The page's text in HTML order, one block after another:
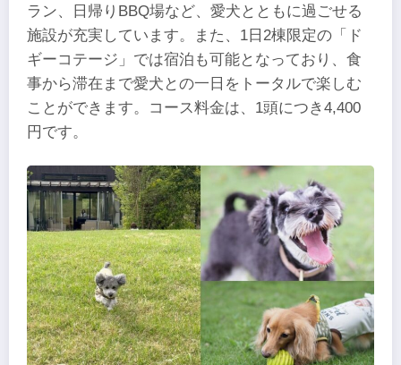
ラン、日帰りBBQ場など、愛犬とともに過ごせる
施設が充実しています。また、1日2棟限定の「ド
ギーコテージ」では宿泊も可能となっており、食
事から滞在まで愛犬との一日をトータルで楽しむ
ことができます。コース料金は、1頭につき4,400
円です。